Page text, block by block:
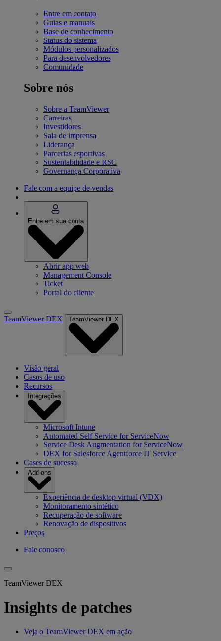
Entre em contato
Guias e manuais
Base de conhecimento
Status do sistema
Módulos personalizados
Para desenvolvedores
Comunidade
Sobre nós
Sobre a TeamViewer
Carreiras
Investidores
Sala de imprensa
Liderança
Parcerias esportivas
Sustentabilidade e RSC
Governança Corporativa
Fale com a equipe de vendas
Entre em sua conta
Abrir app web
Management Console
Ticket
Portal do cliente
TeamViewer DEX TeamViewer DEX
Visão geral
Casos de uso
Recursos
Integrações
Microsoft Intune
Automated Self Service for ServiceNow
Service Desk Augmentation for ServiceNow
DEX for Salesforce Agentforce IT Service
Cases de sucesso
Add-ons
Experiência de desktop virtual (VDX)
Monitoramento sintético
Recuperação de software
Renovação de dispositivos
Preços
Fale conosco
TeamViewer DEX
Insights de patches
Veja o TeamViewer DEX em ação